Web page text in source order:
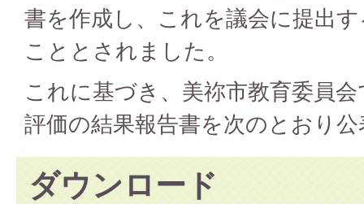
書を作成し、これを議会に提出
こととされました。
これに基づき、美祢市教育委員
評価の結果報告書を次のとおり
ダウンロード